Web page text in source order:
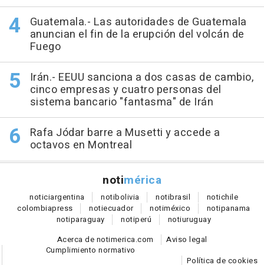
Guatemala.- Las autoridades de Guatemala
anuncian el fin de la erupción del volcán de
Fuego
Irán.- EEUU sanciona a dos casas de cambio,
cinco empresas y cuatro personas del
sistema bancario "fantasma" de Irán
Rafa Jódar barre a Musetti y accede a
octavos en Montreal
notimérica
noticiargentina notibolivia notibrasil notichile
colombiapress notiecuador notiméxico notipanama
notiparaguay notiperú notiuruguay
Acerca de notimerica.com
Aviso legal
Cumplimiento normativo
Política de cookies